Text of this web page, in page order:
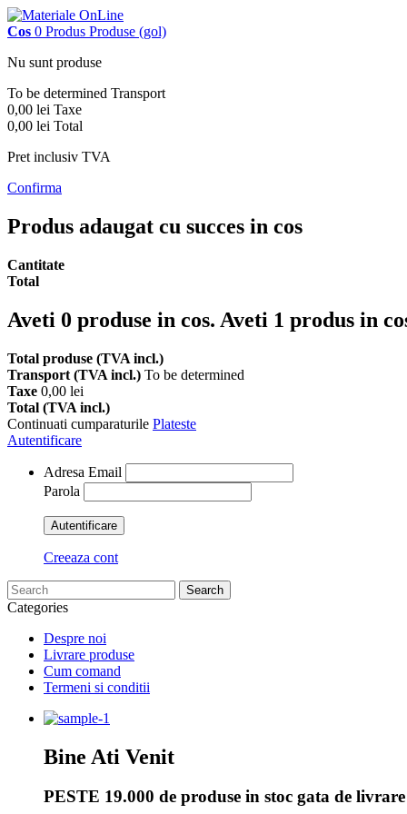
Cos 0 Produs Produse (gol)
Nu sunt produse
To be determined Transport
0,00 lei Taxe
0,00 lei Total
Pret inclusiv TVA
Confirma
Produs adaugat cu succes in cos
Cantitate
Total
Aveti 0 produse in cos. Aveti 1 produs in
Total produse (TVA incl.)
Transport (TVA incl.) To be determined
Taxe 0,00 lei
Total (TVA incl.)
Continuati cumparaturile Plateste
Autentificare
Adresa Email
Parola
Autentificare
Creeaza cont
Search
Categories
Despre noi
Livrare produse
Cum comand
Termeni si conditii
Bine Ati Venit
PESTE 19.000 de produse in stoc gata de